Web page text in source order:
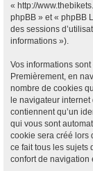
« http://
phpBB » et « phpBB
des sessions
informations »).
Vos informations
Premièrement, en
nombre de cookies
le navigateur
contiennent qu’un
qui vous sont
cookie sera créé lors
ce fait tous les sujets
confort de navigation